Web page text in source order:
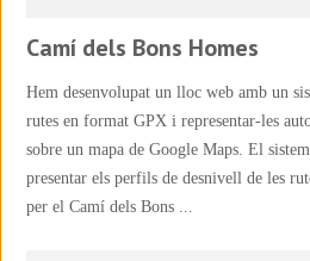
Camí dels Bons Homes
Hem desenvolupat un lloc web amb un
rutes en format GPX i representar-les
sobre un mapa de Google Maps. El
presentar els perfils de desnivell de les
per el Camí dels Bons ...